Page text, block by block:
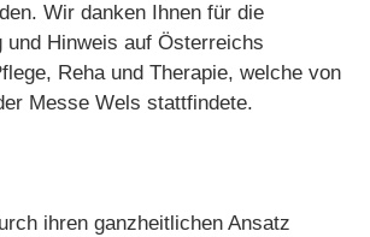
Wir danken Ihnen für die
und Hinweis auf Österreichs
Reha und Therapie, welche von
Messe Wels stattfindete.
ihren ganzheitlichen Ansatz